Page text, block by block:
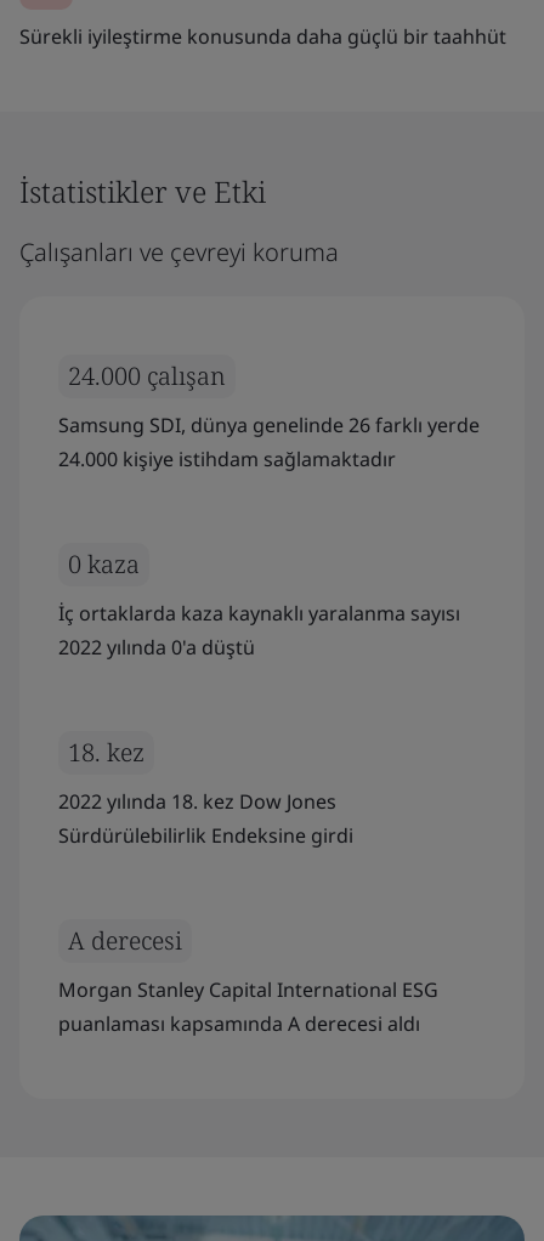
Sürekli iyileştirme konusunda daha güçlü bir taahhüt
İstatistikler ve Etki
Çalışanları ve çevreyi koruma
24.000 çalışan
Samsung SDI, dünya genelinde 26 farklı yerde
24.000 kişiye istihdam sağlamaktadır
0 kaza
İç ortaklarda kaza kaynaklı yaralanma sayısı
2022 yılında 0'a düştü
18. kez
2022 yılında 18. kez Dow Jones
Sürdürülebilirlik Endeksine girdi
A derecesi
Morgan Stanley Capital International ESG
puanlaması kapsamında A derecesi aldı